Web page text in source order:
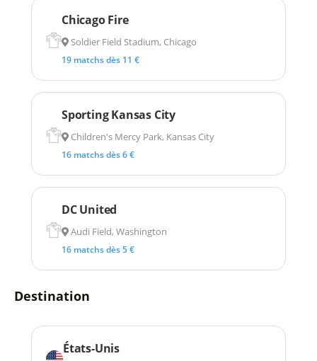
Chicago Fire
Soldier Field Stadium, Chicago
19 matchs dès 11 €
Sporting Kansas City
Children's Mercy Park, Kansas City
16 matchs dès 6 €
DC United
Audi Field, Washington
16 matchs dès 5 €
Destination
États-Unis